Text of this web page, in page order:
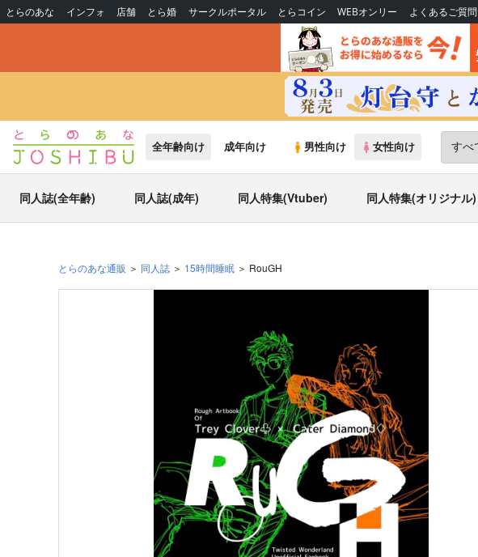
とらのあな インフォ 店舗 とら婚 サークルポータル とらコイン WEBオンリー よくあるご質問
全年齢向け 成年向け 男性向け 女性向け
同人誌(全年齢) 同人誌(成年) 同人特集(Vtuber) 同人特集(オリジナル)
とらのあな通販 同人誌 15時間睡眠 RouGH